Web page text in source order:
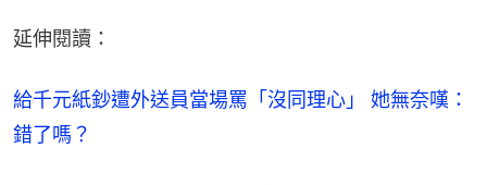
延伸閱讀：
給千元紙鈔遭外送員當場罵「沒同理心」 她無奈嘆：
錯了嗎？